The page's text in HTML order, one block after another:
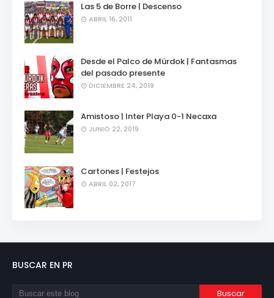
Las 5 de Borre | Descenso
ABRIL 16, 2011
Desde el Palco de Mürdok | Fantasmas
del pasado presente
DICIEMBRE 24, 2019
Amistoso | Inter Playa 0-1 Necaxa
JUNIO 22, 2019
Cartones | Festejos
ABRIL 02, 2017
BUSCAR EN PR